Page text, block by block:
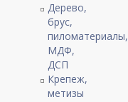
Дерево,
брус,
пиломатериалы,
МДФ,
ДСП
Крепеж,
метизы